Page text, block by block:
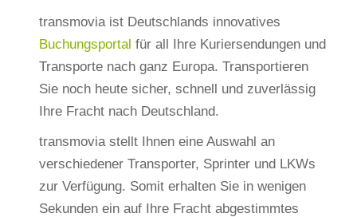
transmovia ist Deutschlands innovatives
Buchungsportal für all Ihre Kuriersendungen und
Transporte nach ganz Europa. Transportieren
Sie noch heute sicher, schnell und zuverlässig
Ihre Fracht nach Deutschland.
transmovia stellt Ihnen eine Auswahl an
verschiedener Transporter, Sprinter und LKWs
zur Verfügung. Somit erhalten Sie in wenigen
Sekunden ein auf Ihre Fracht abgestimmtes